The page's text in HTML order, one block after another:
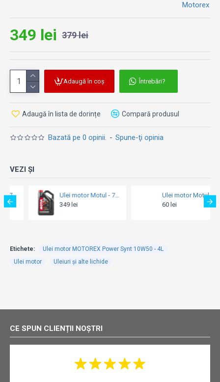
Motorex
Bazată pe 0 opinii. - Spune-ţi opinia
349 lei 379 lei
Adaugă în coș Întrebări?
Adaugă în lista de dorințe Compară produsul
VEZI ȘI
Ulei motor Motul - 5100 10W40 - 1L
60 lei
Ulei motor MOTOREX V-Synt 15W50 - 1L
99 lei
Etichete:
Ulei motor MOTOREX Power Synt 10W50 - 4L
Ulei motor
Uleiuri și alte lichide
CE SPUN CLIENȚII NOȘTRI